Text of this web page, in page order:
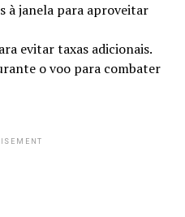
à janela para aproveitar
evitar taxas adicionais.
o voo para combater